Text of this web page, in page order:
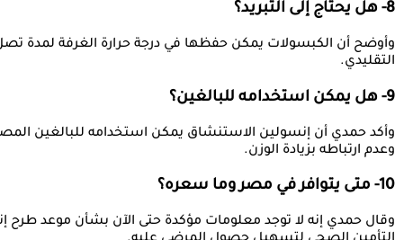
8- هل يحتاج إلى التبريد؟
وأوضح أن الكبسولات يمكن حفظها في درجة حرارة الغرفة لمدة تصل
التقليدي.
9- هل يمكن استخدامه للبالغين؟
وأكد حمدي أن إنسولين الاستنشاق يمكن استخدامه للبالغين
وعدم ارتباطه بزيادة الوزن.
10- متى يتوافر في مصر وما سعره؟
وقال حمدي إنه لا توجد معلومات مؤكدة حتى الآن بشأن موعد